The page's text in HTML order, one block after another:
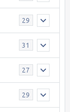
29
31
27
29